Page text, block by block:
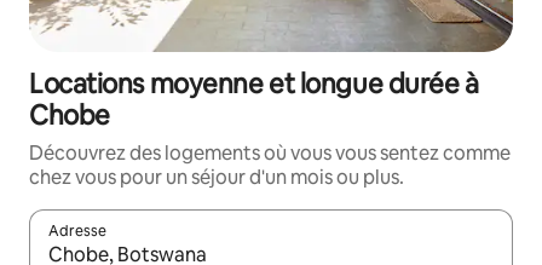
Locations moyenne et longue durée à
Chobe
Découvrez des logements où vous vous sentez comme
chez vous pour un séjour d'un mois ou plus.
Adresse
Lorsque les résultats s'affichent, utilisez les flèches vers le